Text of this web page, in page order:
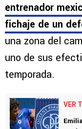
entrenador
fichaje de un
una zona del
uno de sus
temporada.
VER